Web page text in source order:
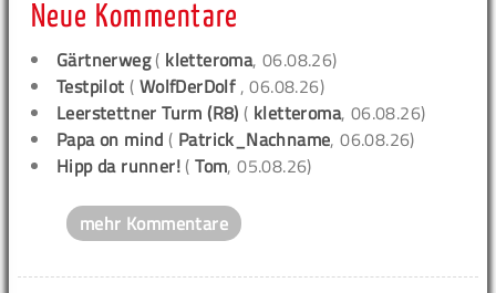
Neue Kommentare
Gärtnerweg( kletteroma, 06.08.26)
Testpilot ( WolfDerDolf , 06.08.26)
Leerstettner Turm (R8) ( kletteroma, 06.08.26)
Papa on mind ( Patrick_Nachname, 06.08.26)
Hipp da runner! (Tom, 05.08.26)
mehr Kommentare